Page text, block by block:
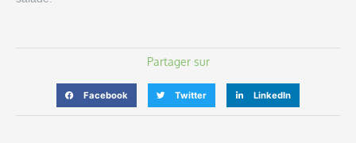
Partager sur
Facebook Twitter LinkedIn